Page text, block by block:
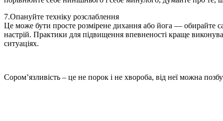
7.Опануйте техніку розслаблення
Це може бути просте розмірене дихання або йога — обирайте
настрій. Практики для підвищення впевненості краще
ситуаціях.
Сором’язливість – це не порок і не хвороба, від неї можна